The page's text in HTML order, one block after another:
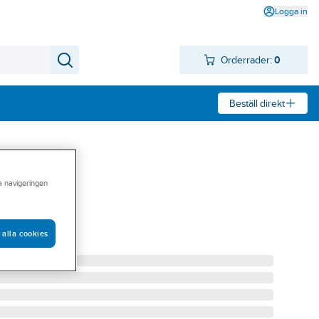
Logga in
Orderrader: 0
Beställ direkt
Franke
FRANKE
navigeringen
alla cookies